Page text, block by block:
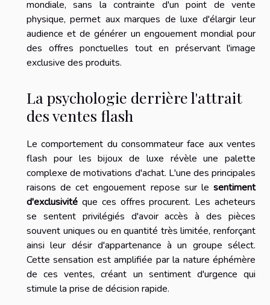
mondiale, sans la contrainte d'un point de vente
physique, permet aux marques de luxe d'élargir leur
audience et de générer un engouement mondial pour
des offres ponctuelles tout en préservant l'image
exclusive des produits.
La psychologie derrière l'attrait
des ventes flash
Le comportement du consommateur face aux ventes
flash pour les bijoux de luxe révèle une palette
complexe de motivations d'achat. L'une des principales
raisons de cet engouement repose sur le sentiment
d'exclusivité que ces offres procurent. Les acheteurs
se sentent privilégiés d'avoir accès à des pièces
souvent uniques ou en quantité très limitée, renforçant
ainsi leur désir d'appartenance à un groupe sélect.
Cette sensation est amplifiée par la nature éphémère
de ces ventes, créant un sentiment d'urgence qui
stimule la prise de décision rapide.